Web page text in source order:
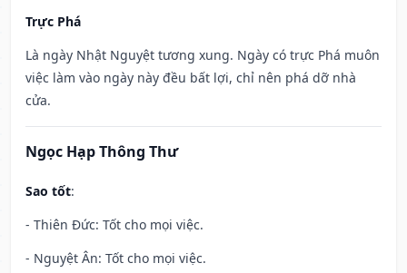
Trực Phá
Là ngày Nhật Nguyệt tương xung. Ngày có trực Phá muôn
việc làm vào ngày này đều bất lợi, chỉ nên phá dỡ nhà
cửa.
Ngọc Hạp Thông Thư
Sao tốt:
- Thiên Đức: Tốt cho mọi việc.
- Nguyệt Ân: Tốt cho mọi việc.